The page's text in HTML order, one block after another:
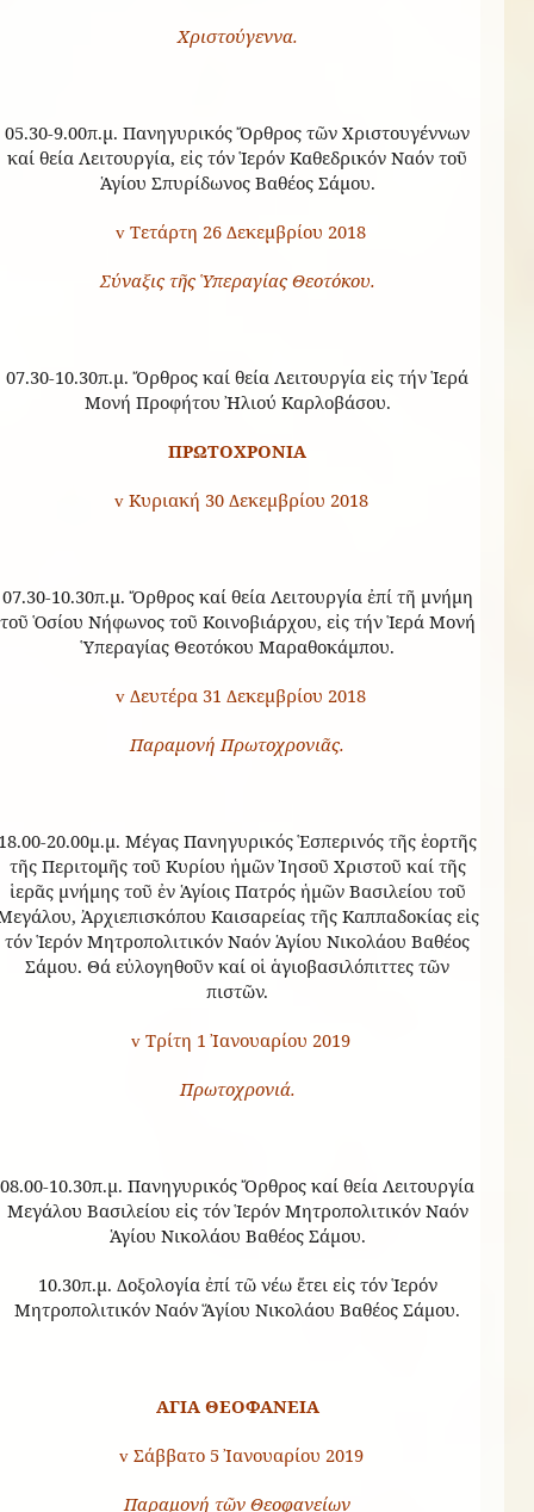
Χριστούγεννα.
05.30-9.00π.μ. Πανηγυρικός Ὄρθρος τῶν Χριστουγέννων
καί θεία Λειτουργία, εἰς τόν Ἱερόν Καθεδρικόν Ναόν τοῦ
Ἁγίου Σπυρίδωνος Βαθέος Σάμου.
v Τετάρτη 26 Δεκεμβρίου 2018
Σύναξις τῆς Ὑπεραγίας Θεοτόκου.
07.30-10.30π.μ. Ὄρθρος καί θεία Λειτουργία εἰς τήν Ἱερά
Μονή Προφήτου Ἠλιού Καρλοβάσου.
ΠΡΩΤΟΧΡΟΝΙΑ
v Κυριακή 30 Δεκεμβρίου 2018
07.30-10.30π.μ. Ὄρθρος καί θεία Λειτουργία ἐπί τῆ μνήμη
τοῦ Ὁσίου Νήφωνος τοῦ Κοινοβιάρχου, εἰς τήν Ἱερά Μονή
Ὑπεραγίας Θεοτόκου Μαραθοκάμπου.
v Δευτέρα 31 Δεκεμβρίου 2018
Παραμονή Πρωτοχρονιᾶς.
20.00μ.μ. Μέγας Πανηγυρικός Ἑσπερινός τῆς ἑορτῆς
τῆς Περιτομῆς τοῦ Κυρίου ἡμῶν Ἰησοῦ Χριστοῦ καί τῆς
ἱερᾶς μνήμης τοῦ ἐν Ἁγίοις Πατρός ἡμῶν Βασιλείου τοῦ
Ἀρχιεπισκόπου Καισαρείας τῆς Καππαδοκίας εἰς
τόν Ἱερόν Μητροπολιτικόν Ναόν Ἁγίου Νικολάου Βαθέος
Σάμου. Θά εὐλογηθοῦν καί οἱ ἁγιοβασιλόπιττες τῶν
πιστῶν.
v Τρίτη 1 Ἰανουαρίου 2019
Πρωτοχρονιά.
08.00-10.30π.μ. Πανηγυρικός Ὄρθρος καί θεία Λειτουργία
Μεγάλου Βασιλείου εἰς τόν Ἱερόν Μητροπολιτικόν Ναόν
Ἁγίου Νικολάου Βαθέος Σάμου.
10.30π.μ. Δοξολογία ἐπί τῶ νέω ἔτει εἰς τόν Ἱερόν
Μητροπολιτικόν Ναόν Ἅγίου Νικολάου Βαθέος Σάμου.
ΑΓΙΑ ΘΕΟΦΑΝΕΙΑ
v Σάββατο 5 Ἰανουαρίου 2019
Παραμονή τῶν Θεοφανείων